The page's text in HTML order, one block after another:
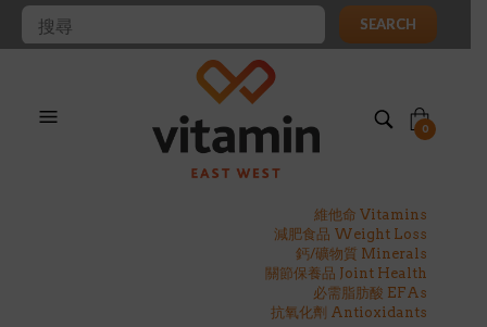
SEARCH
0
維他命 Vitamins
減肥食品 Weight Loss
鈣/礦物質 Minerals
關節保養品 Joint Health
必需脂肪酸 EFAs
抗氧化劑 Antioxidants